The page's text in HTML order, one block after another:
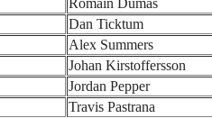
Dan Ticktum
Alex Summers
Johan Kirstoffersson
Jordan Pepper
Travis Pastrana